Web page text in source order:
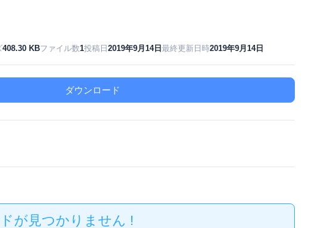
408.30 KBファイル数1投稿日 2019年9月14日 最終更新日時2019年9月14日
ダウンロード
が見つかりません !